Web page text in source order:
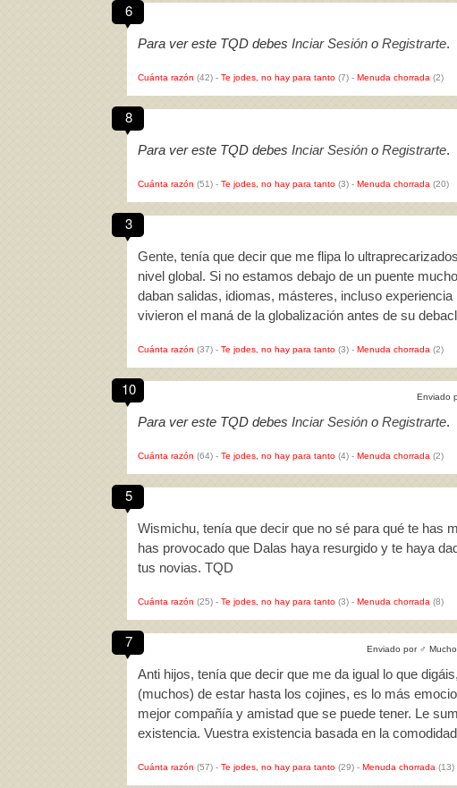
6
Para ver este TQD debes Inciar Sesión o Registrarte.
Cuánta razón (42) - Te jodes, no hay para tanto (7) - Menuda chorrada (2)
8
Para ver este TQD debes Inciar Sesión o Registrarte.
Cuánta razón (51) - Te jodes, no hay para tanto (3) - Menuda chorrada (20)
3
Gente, tenía que decir que me flipa lo
nivel global. Si no estamos debajo de un puente
daban salidas, idiomas, másteres, incluso
vivieron el maná de la globalización antes de su
Cuánta razón (37) - Te jodes, no hay para tanto (3) - Menuda chorrada (2)
10 Enviado
Para ver este TQD debes Inciar Sesión o Registrarte.
Cuánta razón (64) - Te jodes, no hay para tanto (4) - Menuda chorrada (2)
5
Wismichu, tenía que decir que no sé para qué te has
has provocado que Dalas haya resurgido y te haya
tus novias. TQD
Cuánta razón (25) - Te jodes, no hay para tanto (3) - Menuda chorrada (8)
7 Enviado por ♂
Anti hijos, tenía que decir que me da igual lo que
(muchos) de estar hasta los cojines, es lo más
mejor compañía y amistad que se puede tener. Le
existencia. Vuestra existencia basada en la
Cuánta razón (57) - Te jodes, no hay para tanto (29) - Menuda chorrada (13)